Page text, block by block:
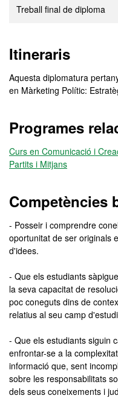
Treball final de diploma
Itineraris
Aquesta diplomatura
en Màrketing Polític:
Programes
Curs en Comunicació i
Partits i Mitjans
Competències
- Posseir i comprendre
oportunitat de ser originals
d'idees.
- Que els estudiants
la seva capacitat de
poc coneguts dins de
relatius al seu camp
- Que els estudiants siguin
enfrontar-se a la
informació que, sent
sobre les responsabilitats
dels seus coneixements i